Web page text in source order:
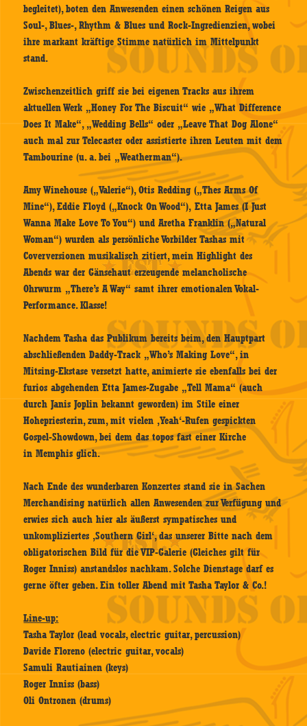
begleitet), boten den Anwesenden einen schönen Reigen aus
Soul-, Blues-, Rhythm & Blues und Rock-Ingredienzien, wobei
ihre markant kräftige Stimme natürlich im Mittelpunkt
stand.
Zwischenzeitlich griff sie bei eigenen Tracks aus ihrem
aktuellen Werk „Honey For The Biscuit“ wie „What Difference
Does It Make“, „Wedding Bells“ oder „Leave That Dog Alone“
auch mal zur Telecaster oder assistierte ihren Leuten mit dem
Tambourine (u. a. bei „Weatherman“).
Amy Winehouse („Valerie“), Otis Redding („Thes Arms Of
Mine“), Eddie Floyd („Knock On Wood“), Etta James (I Just
Wanna Make Love To You“) und Aretha Franklin („Natural
Woman“) wurden als persönliche Vorbilder Tashas mit
Coverversionen musikalisch zitiert, mein Highlight des
Abends war der Gänsehaut erzeugende melancholische
Ohrwurm „There’s A Way“ samt ihrer emotionalen Vokal-
Performance. Klasse!
Nachdem Tasha das Publikum bereits beim, den Hauptpart
abschließenden Daddy-Track „Who’s Making Love“, in
Mitsing-Ekstase versetzt hatte, animierte sie ebenfalls bei der
furios abgehenden Etta James-Zugabe „Tell Mama“ (auch
durch Janis Joplin bekannt geworden) im Stile einer
Hohepriesterin, zum, mit vielen ‚Yeah‘-Rufen gespickten
Gospel-Showdown, bei dem das topos fast einer Kirche
in Memphis glich.
Nach Ende des wunderbaren Konzertes stand sie in Sachen
Merchandising natürlich allen Anwesenden zur Verfügung und
erwies sich auch hier als äußerst sympatisches und
unkompliziertes ‚Southern Girl‘, das unserer Bitte nach dem
obligatorischen Bild für die VIP-Galerie (Gleiches gilt für
Roger Inniss) anstandslos nachkam. Solche Dienstage darf es
gerne öfter geben. Ein toller Abend mit Tasha Taylor & Co.!
Line-up:
Tasha Taylor (lead vocals, electric guitar, percussion)
Davide Floreno (electric guitar, vocals)
Samuli Rautiainen (keys)
Roger Inniss (bass)
Oli Ontronen (drums)